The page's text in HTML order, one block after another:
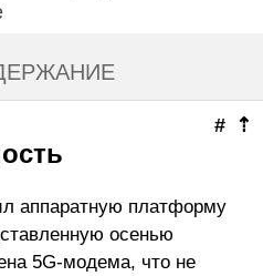
⇡
#
аппаратную платформу
осенью
5G-модема, что не